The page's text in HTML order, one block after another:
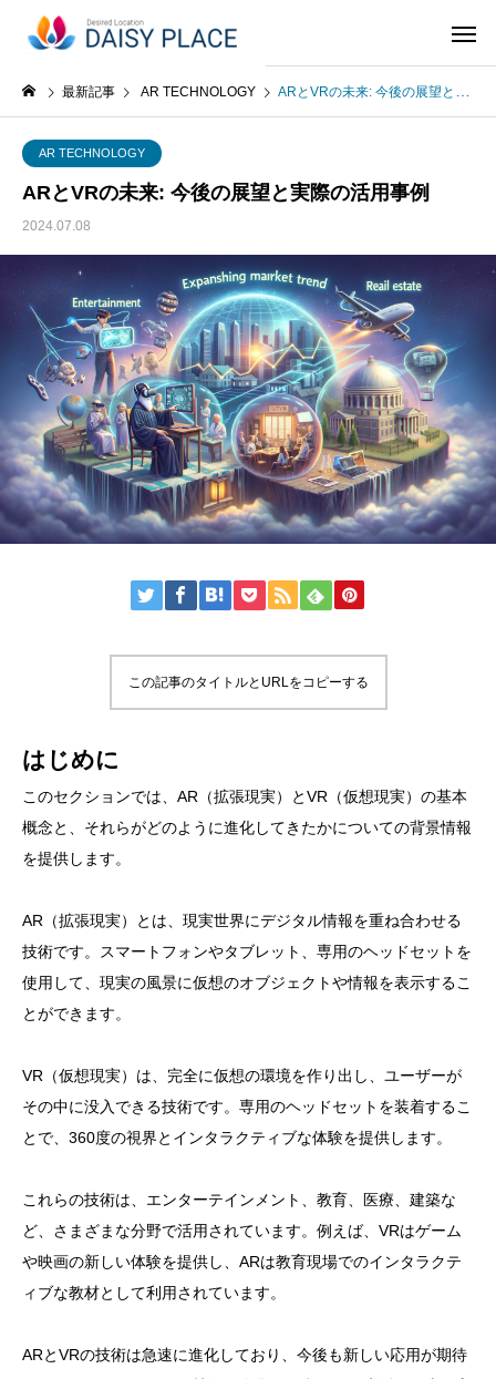
最新記事 AR TECHNOLOGY ARとVRの未来: 今後の展望と実際の活用事例
AR TECHNOLOGY
ARとVRの未来: 今後の展望と実際の活用事例
2024.07.08
この記事のタイトルとURLをコピーする
はじめに
このセクションでは、AR（拡張現実）とVR（仮想現実）の基本
概念と、それらがどのように進化してきたかについての背景情報
を提供します。
AR（拡張現実）とは、現実世界にデジタル情報を重ね合わせる
技術です。スマートフォンやタブレット、専用のヘッドセットを
使用して、現実の風景に仮想のオブジェクトや情報を表示するこ
とができます。
VR（仮想現実）は、完全に仮想の環境を作り出し、ユーザーが
その中に没入できる技術です。専用のヘッドセットを装着するこ
とで、360度の視界とインタラクティブな体験を提供します。
これらの技術は、エンターテインメント、教育、医療、建築な
ど、さまざまな分野で活用されています。例えば、VRはゲーム
や映画の新しい体験を提供し、ARは教育現場でのインタラクテ
ィブな教材として利用されています。
ARとVRの技術は急速に進化しており、今後も新しい応用が期待